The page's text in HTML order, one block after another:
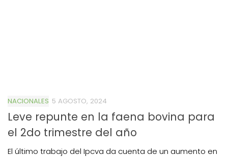
NACIONALES 5 AGOSTO, 2024
Leve repunte en la faena bovina para
el 2do trimestre del año
El último trabajo del Ipcva da cuenta de un aumento en